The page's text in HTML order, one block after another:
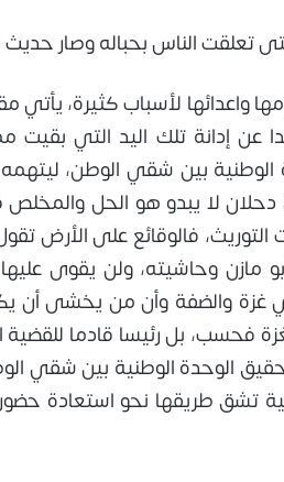
تعلقت الناس بحباله وصار حديث
واعدائها لأسباب كثيرة، يأتي
إدانة تلك اليد التي بقيت
الوطنية بين شقي الوطن،
دحلان لا يبدو هو الحل
فالوقائع على الأرض
مازن وحاشيته، ولن يقوى
غزة والضفة وأن من يخشى أن
فحسب، بل رئيسا قادما
الوحدة الوطنية بين شقي
تشق طريقها نحو استعادة حضور